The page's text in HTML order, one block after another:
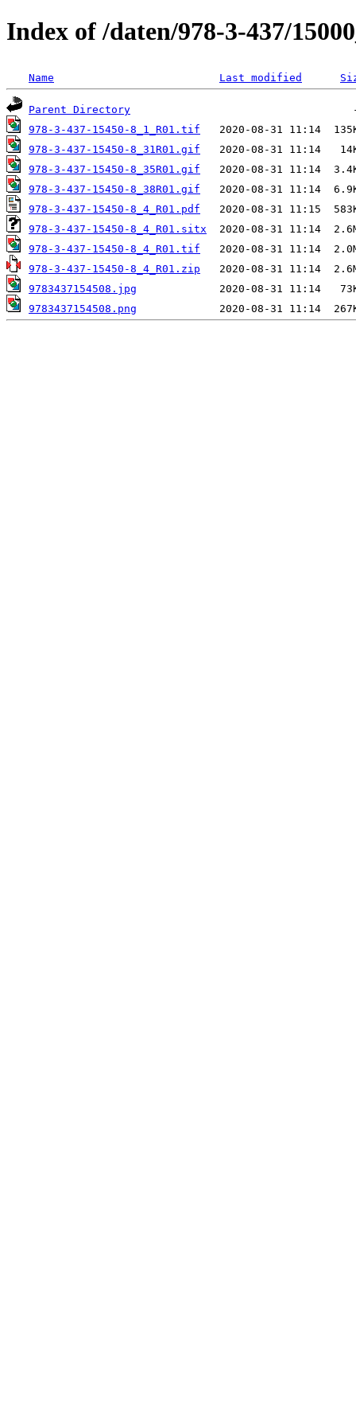
Index of /daten/978-3-437/
Name Last modified
Parent Directory
978-3-437-15450-8_1_R01.tif
978-3-437-15450-8_31R01.gif
978-3-437-15450-8_35R01.gif
978-3-437-15450-8_38R01.gif
978-3-437-15450-8_4_R01.pdf
978-3-437-15450-8_4_R01.sitx
978-3-437-15450-8_4_R01.tif
978-3-437-15450-8_4_R01.zip
9783437154508.jpg
9783437154508.png